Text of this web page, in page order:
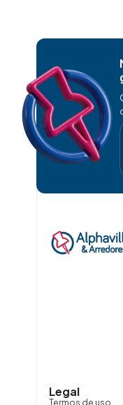
Legal
Termos de uso